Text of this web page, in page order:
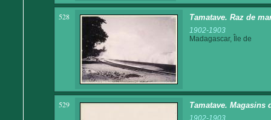
528 Tamatave. Raz de
1902-1903
Madagascar, Île de
529 Tamatave. Magasins
1902-1903